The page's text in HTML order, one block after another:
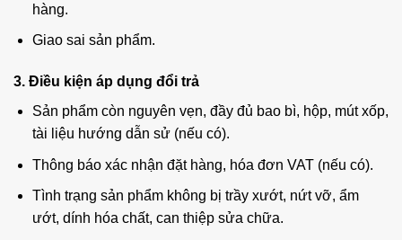
hàng.
Giao sai sản phẩm.
3. Điều kiện áp dụng đổi trả
Sản phẩm còn nguyên vẹn, đầy đủ bao bì, hộp, mút xốp,
tài liệu hướng dẫn sử (nếu có).
Thông báo xác nhận đặt hàng, hóa đơn VAT (nếu có).
Tình trạng sản phẩm không bị trầy xướt, nứt vỡ, ẩm
ướt, dính hóa chất, can thiệp sửa chữa.